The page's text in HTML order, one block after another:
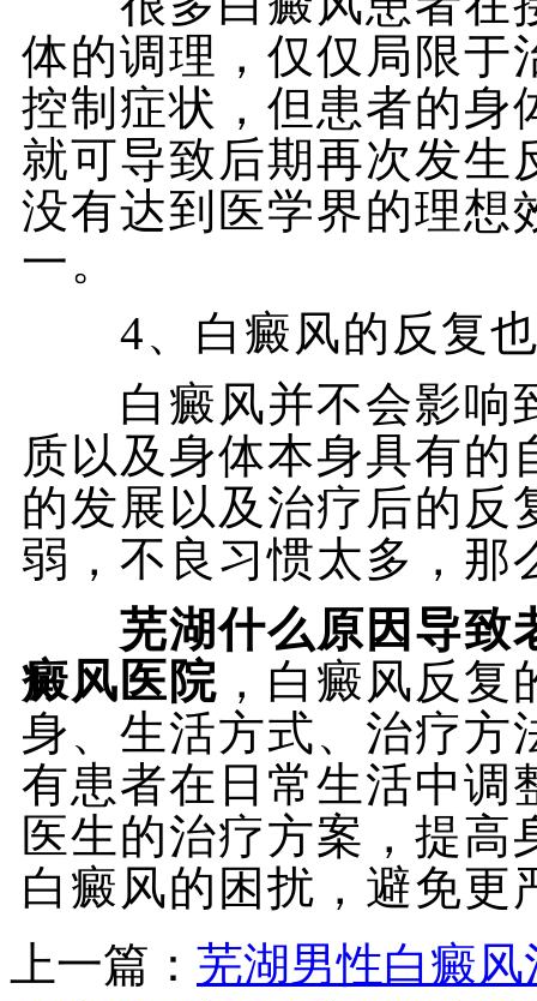
体的调理，仅仅局限于
控制症状，但患者的身
就可导致后期再次发生
没有达到医学界的理想
一。
4、白癜风的反复也
白癜风并不会影响
质以及身体本身具有
的发展以及治疗后的反
弱，不良习惯太多，那
芜湖什么原因导致
癜风医院 ，白癜风反
身、生活方式、治疗方
有患者在日常生活中调
医生的治疗方案，提
白癜风的困扰，避免更
上一篇： 芜湖男性白癜风